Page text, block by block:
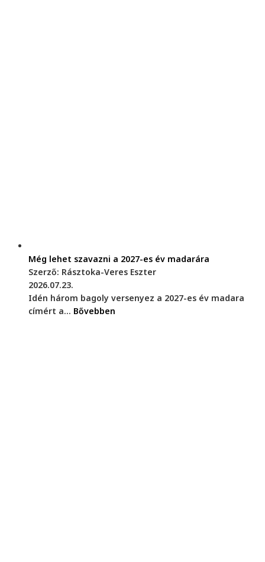
Még lehet szavazni a 2027-es év madarára
Szerző: Rásztoka-Veres Eszter
2026.07.23.
Idén három bagoly versenyez a 2027-es év madara
címért a... Bővebben